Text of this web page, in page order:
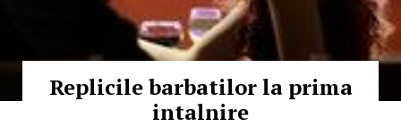
Replicile barbatilor la prima
intalnire